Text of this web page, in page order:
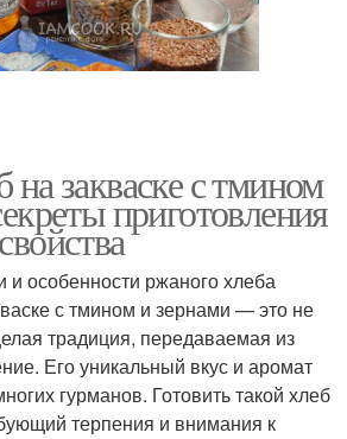
закваске с тмином
приготовления
и особенности ржаного хлеба
с тмином и зернами — это не
традиция, передаваемая из
Его уникальный вкус и аромат
гурманов. Готовить такой хлеб
терпения и внимания к